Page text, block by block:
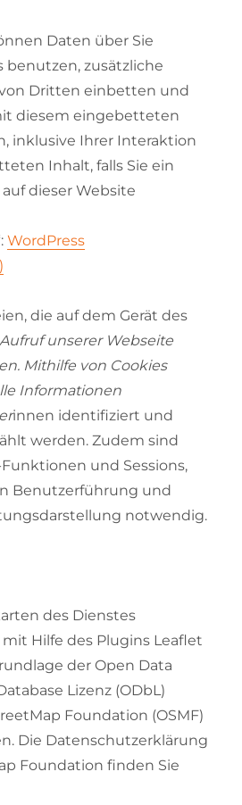
Daten über Sie
benutzen, zusätzliche
Dritten einbetten und
diesem eingebetteten
inklusive Ihrer Interaktion
Inhalt, falls Sie ein
dieser Website
WordPress
die auf dem Gerät des
unserer Webseite
Mithilfe von Cookies
Informationen
innen identifiziert und
werden. Zudem sind
und Sessions,
Benutzerführung und
notwendig.
des Dienstes
mit Hilfe des Plugins Leaflet
der Open Data
Lizenz (ODbL)
Foundation (OSMF)
Die Datenschutzerklärung
Foundation finden Sie